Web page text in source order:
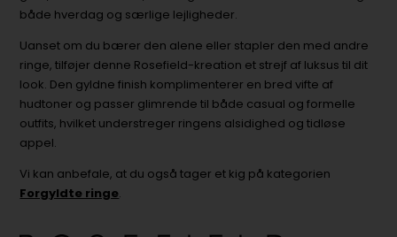
både hverdag og særlige lejligheder.
Uanset om du bærer den alene eller stapler den med andre
ringe, tilføjer denne Rosefield-kreation et strejf af luksus til dit
look. Den gyldne finish komplimenterer en bred vifte af
hudtoner og passer glimrende til både casual og formelle
outfits, hvilket understreger ringens alsidighed og tidløse
appel.
Vi kan anbefale, at du også tager et kig på kategorien
Forgyldte ringe.